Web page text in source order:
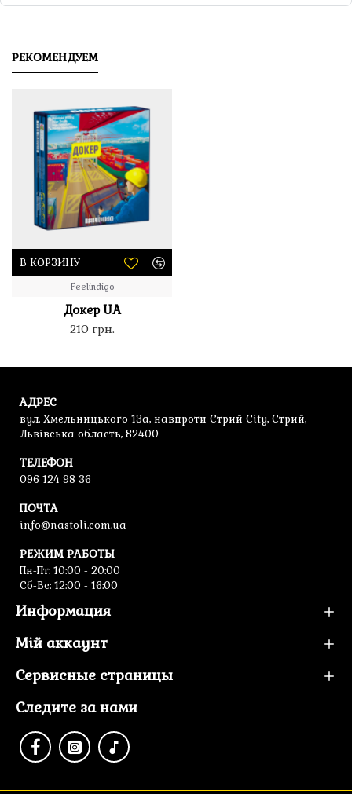
РЕКОМЕНДУЕМ
Feelindigo
Докер UA
210 грн.
В КОРЗИНУ
АДРЕС
вул. Хмельницького 13а, навпроти Стрий City, Стрий,
Львівська область, 82400
ТЕЛЕФОН
096 124 98 36
ПОЧТА
info@nastoli.com.ua
РЕЖИМ РАБОТЫ
Пн-Пт: 10:00 - 20:00
Сб-Вс: 12:00 - 16:00
Информация
Мій аккаунт
Сервисные страницы
Следите за нами